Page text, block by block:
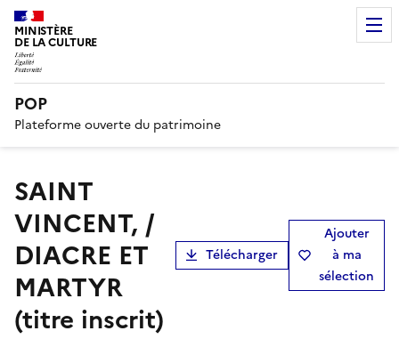
MINISTÈRE
DE LA CULTURE
POP
Plateforme ouverte du patrimoine
SAINT
VINCENT, /
DIACRE ET
MARTYR
(titre inscrit)
Télécharger
Ajouter
à ma
sélection